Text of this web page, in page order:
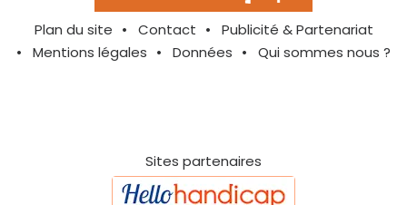
Plan du site Contact
Publicité & Partenariat
Mentions légales
Données Qui sommes nous ?
Sites partenaires